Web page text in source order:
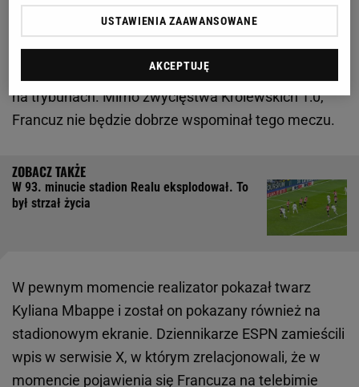
Kylian Mbappe wygwizdany przez kibiców
W ostatnim meczu z Atheltikiem Bilbao piłkarz nie
mógł wystąpić z powodu zawieszenia. Jednak był
na trybunach. Mimo zwycięstwa Królewskich 1:0,
Francuz nie będzie dobrze wspominał tego meczu.
W 93. minucie stadion Realu eksplodował. To
był strzał życia
W pewnym momencie realizator pokazał twarz
Kyliana Mbappe i został on pokazany również na
stadionowym ekranie. Dziennikarze ESPN zamieścili
wpis w serwisie X, w którym zrelacjonowali, że w
momencie pojawienia się Francuza na telebimie
USTAWIENIA ZAAWANSOWANE
AKCEPTUJĘ